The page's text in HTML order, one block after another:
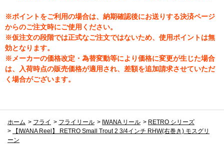
※ポイントをご利用の場合は、納期確認後にお送りする決済ページ
からのご注文時にご使用ください。
※仮注文の段階では正式なご注文ではないため、使用ポイントは無
効となります。
※メーカーの価格改定・為替変動等により価格に変更が生じた場合
は、入荷時点の販売価格が適用され、差額を追加請求させていただ
く場合がございます。
ホーム > フライ > フライリール > IWANA リール > RETRO シリーズ
>
【IWANA Reel】 RETRO Small Trout 2 3/4インチ RHW(右巻き) モスグリ
ーン